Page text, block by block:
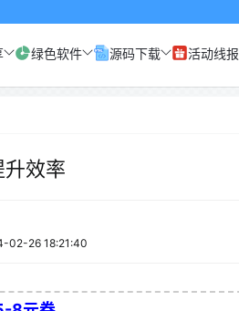
绿色软件 源码下载 活动线报
效率
02-26 18:21:40